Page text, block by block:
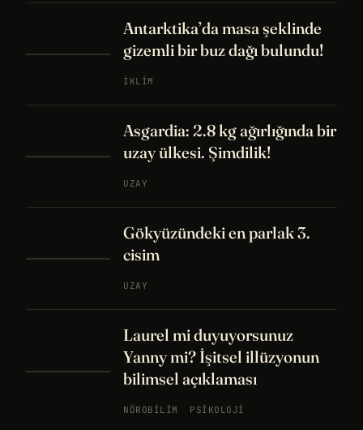
Antarktika’da masa şeklinde
gizemli bir buz dağı bulundu!
İKLIM
Asgardia: 2.8 kg ağırlığında bir
uzay ülkesi. Şimdilik!
UZAY
Gökyüzündeki en parlak 3.
cisim
UZAY
Laurel mi duyuyorsunuz
Yanny mi? İşitsel illüzyonun
bilimsel açıklaması
NÖROBILIM PSIKOLOJI